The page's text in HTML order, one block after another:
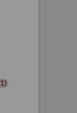
1 )